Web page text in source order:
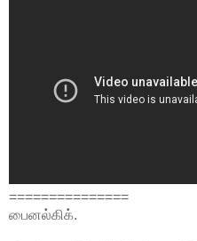
===============
பைனல்கிக்.